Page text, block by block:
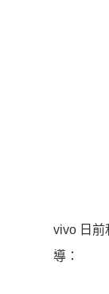
vivo 日前
導：